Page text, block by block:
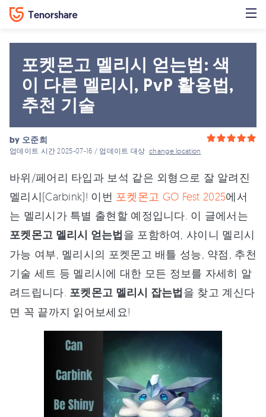
포켓몬고 멜리시 얻는법: 색
이 다른 멜리시, PvP 활용법,
추천 기술
by 오준희
업데이트 시간 2025-07-16 / 업데이트 대상change location
바위/페어리 타입과 보석 같은 외형으로 잘 알려진
멜리시(Carbink)! 이번 포켓몬고 GO Fest 2025에서
는 멜리시가 특별 출현할 예정입니다. 이 글에서는
포켓몬고 멜리시 얻는법을 포함하여, 샤이니 멜리시
가능 여부, 멜리시의 포켓몬고 배틀 성능, 약점, 추천
기술 세트 등 멜리시에 대한 모든 정보를 자세히 알
려드립니다. 포켓몬고 멜리시 잡는법을 찾고 계신다
면 꼭 끝까지 읽어보세요!